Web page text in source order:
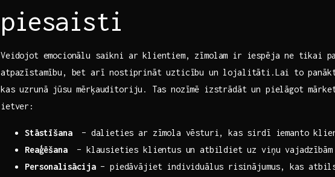
piesaisti
Veidojot emocionālu saikni ar klientiem, zīmolam ir ⁤iespēja⁢ ne tikai
atpazīstamību, bet arī nostiprināt uzticību un lojalitāti.Lai to⁢
kas uzrunā jūsu mērķauditoriju. ⁣Tas nozīmē izstrādāt un pielāgot
ietver:
Stāstīšana – dalieties ar zīmola vēsturi, kas sirdī iemanto
Reaģēšana –​ klausieties klientus ‌un atbildiet uz viņu vajadzībām
Personalisācija– piedāvājiet individuālus⁢ risinājumus, ⁤kas